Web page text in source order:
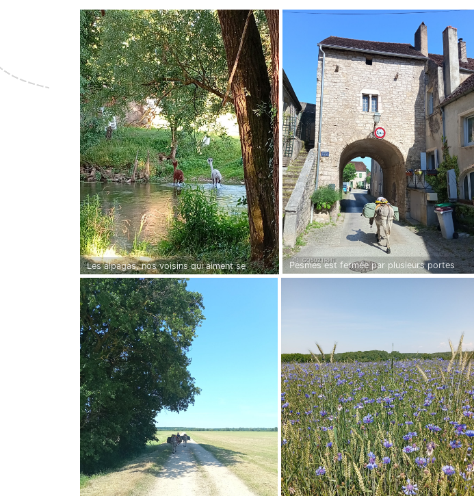
Les alpagas, nos voisins qui aiment se
baigner la nuit
Pesmes est fermée par plusieurs portes